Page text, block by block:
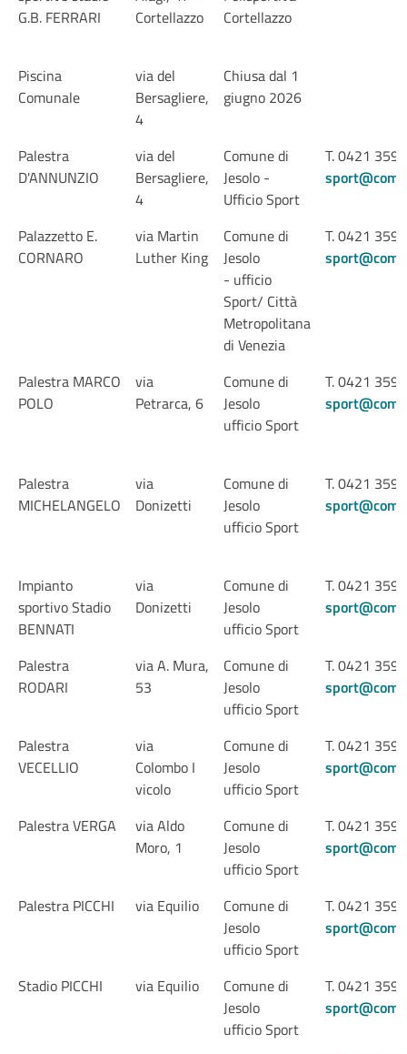
G.B. FERRARI
Cortellazzo
Cortellazzo
Piscina
Comunale
via del
Bersagliere,
4
Chiusa dal 1
giugno 2026
Palestra
D'ANNUNZIO
via del
Bersagliere,
4
Comune di
Jesolo -
Ufficio Sport
T. 0421
Palazzetto E.
CORNARO
via Martin
Luther King
Comune di
Jesolo
- ufficio
Sport/ Città
Metropolitana
di Venezia
T. 0421
Palestra MARCO
POLO
via
Petrarca, 6
Comune di
Jesolo
ufficio Sport
T. 0421
Palestra
MICHELANGELO
via
Donizetti
Comune di
Jesolo
ufficio Sport
T. 0421
Impianto
sportivo Stadio
BENNATI
via
Donizetti
Comune di
Jesolo
ufficio Sport
T. 0421
Palestra
RODARI
via A. Mura,
53
Comune di
Jesolo
ufficio Sport
T. 0421
Palestra
VECELLIO
via
Colombo I
vicolo
Comune di
Jesolo
ufficio Sport
T. 0421
Palestra VERGA
via Aldo
Moro, 1
Comune di
Jesolo
ufficio Sport
T. 0421
Palestra PICCHI via Equilio
Comune di
Jesolo
ufficio Sport
T. 0421
Stadio PICCHI via Equilio
Comune di
Jesolo
ufficio Sport
T. 0421